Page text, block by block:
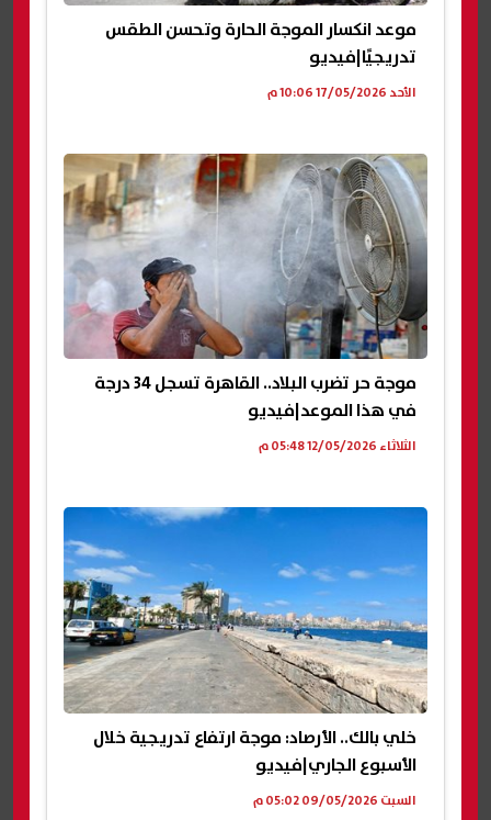
موعد انكسار الموجة الحارة وتحسن الطقس
تدريجيًا|فيديو
الأحد 17/05/2026 10:06 م
موجة حر تضرب البلاد.. القاهرة تسجل 34 درجة
في هذا الموعد|فيديو
الثلاثاء 12/05/2026 05:48 م
خلي بالك.. الأرصاد: موجة ارتفاع تدريجية خلال
الأسبوع الجاري|فيديو
السبت 09/05/2026 05:02 م